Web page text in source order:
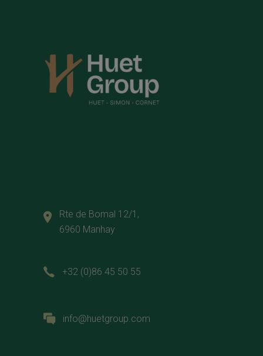
Rte de Bomal 12/1,
6960 Manhay
+32 (0)86 45 50 55
info@huetgroup.com